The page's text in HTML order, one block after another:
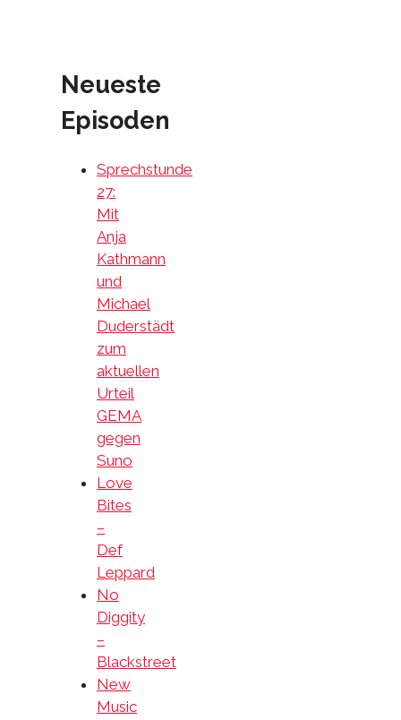
Neueste
Episoden
Sprechstunde
27:
Mit
Anja
Kathmann
und
Michael
Duderstädt
zum
aktuellen
Urteil
GEMA
gegen
Suno
Love
Bites
–
Def
Leppard
No
Diggity
–
Blackstreet
New
Music